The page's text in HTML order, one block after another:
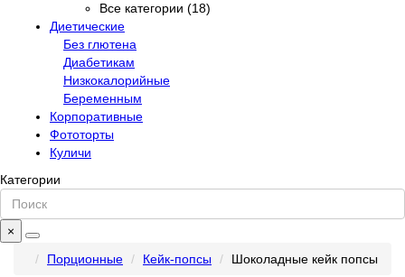
Все категории (18)
Диетические
Без глютена
Диабетикам
Низкокалорийные
Беременным
Корпоративные
Фототорты
Куличи
Категории
×
Порционные
Кейк-попсы Шоколадные кейк попсы